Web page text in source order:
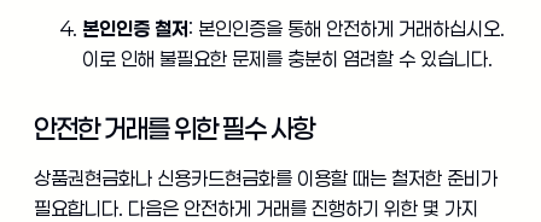
본인인증 철저: 본인인증을 통해 안전하게 거래하십시오.
이로 인해 불필요한 문제를 충분히 염려할 수 있습니다.
안전한 거래를 위한 필수 사항
상품권현금화나 신용카드현금화를 이용할 때는 철저한 준비가
필요합니다. 다음은 안전하게 거래를 진행하기 위한 몇 가지